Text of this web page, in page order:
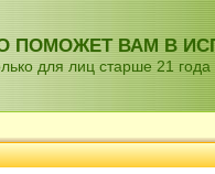
ПОМОЖЕТ ВАМ В
для лиц старше 21 года